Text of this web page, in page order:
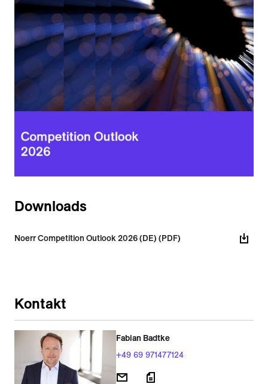
Downloads
Noerr Competition Outlook 2026 (DE) (PDF)
Kontakt
Fabian Badtke
+49 69 971477124